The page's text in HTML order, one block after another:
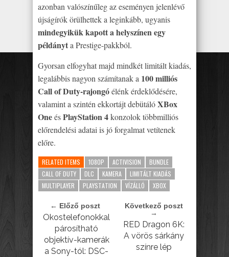
azonban valószínűleg az eseményen jelenlévő
újságírók örülhettek a leginkább, ugyanis
mindegyikük kapott a helyszínen egy
példányta Prestige-pakkból.
Gyorsan elfogyhat majd mindkét limitált kiadás,
legalábbis nagyon számítanak a 100 milliós
Call of Duty-rajongóélénk érdeklődésére,
valamint a szintén ekkortájt debütálóXBox
OneésPlayStation 4konzolok többmilliós
előrendelési adatai is jó forgalmat vetítenek
előre.
RELATED ITEMS 1080P ACTIVISION
BUNDLE
CALL OF DUTY
DLC KAMERA
LIMITÁLT KIADÁS
MULTIPLAYER
PLAYSTATION VÍZÁLLÓ XBOX
← Előző poszt
Okostelefonokkal
párosítható
objektív-kamerák
a Sony-tól: DSC-
Következő poszt
→
RED Dragon 6K:
A vörös sárkány
színre lép